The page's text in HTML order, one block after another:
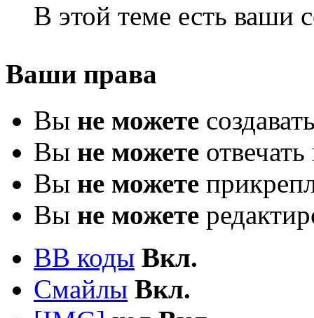
В этой теме есть ваши
Ваши права
Вы не можете
Вы не можете
Вы не можете
Вы не можете
BB коды Вкл.
Смайлы Вкл.